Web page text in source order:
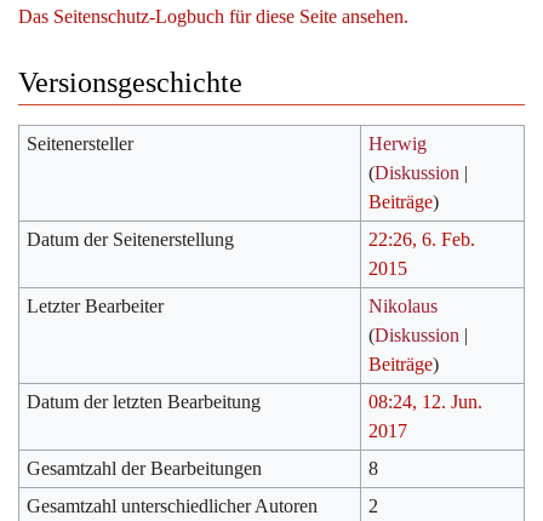
Das Seitenschutz-Logbuch für diese Seite ansehen.
Versionsgeschichte
Seitenersteller
Herwig
(Diskussion |
Beiträge)
Datum der Seitenerstellung
22:26, 6. Feb.
2015
Letzter Bearbeiter
Nikolaus
(Diskussion |
Beiträge)
Datum der letzten Bearbeitung
08:24, 12. Jun.
2017
Gesamtzahl der Bearbeitungen
8
Gesamtzahl unterschiedlicher Autoren
2